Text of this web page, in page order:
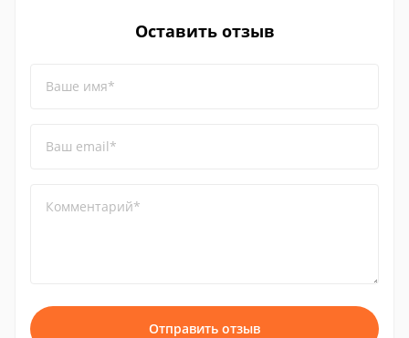
Оставить отзыв
Ваше имя*
Ваш email*
Комментарий*
Отправить отзыв